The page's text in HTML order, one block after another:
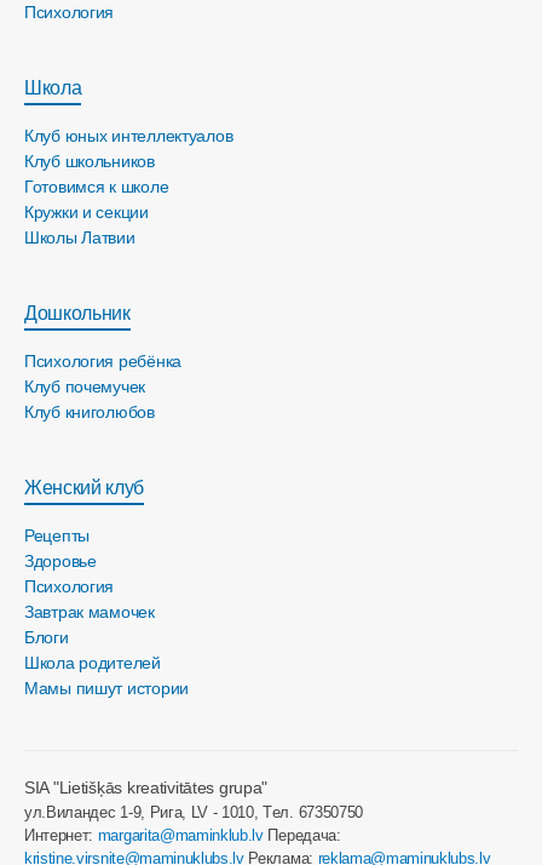
Психология
Школа
Клуб юных интеллектуалов
Клуб школьников
Готовимся к школе
Кружки и секции
Школы Латвии
Дошкольник
Психология ребёнка
Клуб почемучек
Клуб книголюбов
Женский клуб
Рецепты
Здоровье
Психология
Завтрак мамочек
Блоги
Школа родителей
Мамы пишут истории
SIA "Lietišķās kreativitātes grupa"
ул.Виландес 1-9, Рига, LV - 1010, Tел. 67350750
Интернет: margarita@maminklub.lvПередача:
kristine.virsnite@maminuklubs.lvРеклама: reklama@maminuklubs.lv